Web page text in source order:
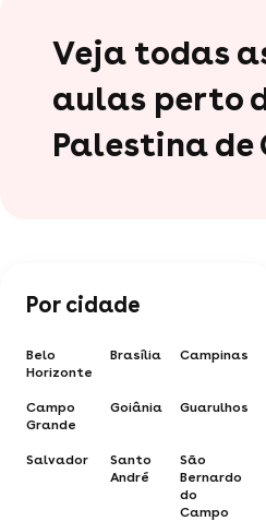
Veja todas
aulas perto
Palestina de
Por cidade
Belo
Horizonte
Brasília Campinas
Campo
Grande
Goiânia Guarulhos
Salvador
Santo
André
São
Bernardo
do
Campo